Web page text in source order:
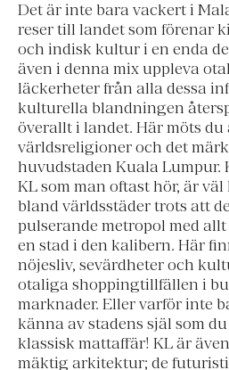
Det är inte bara vackert i
reser till landet som förenar
och indisk kultur i en enda
även i denna mix uppleva
läckerheter från alla dessa
kulturella blandningen
överallt i landet. Här möts du
världsreligioner och det
huvudstaden Kuala Lumpur.
KL som man oftast hör, är
bland världsstäder trots att
pulserande metropol med
en stad i den kalibern. Här
nöjesliv, sevärdheter och
otaliga shoppingtillfällen i
marknader. Eller varför inte
känna av stadens själ som
klassisk mattaffär! KL är
mäktig arkitektur; de